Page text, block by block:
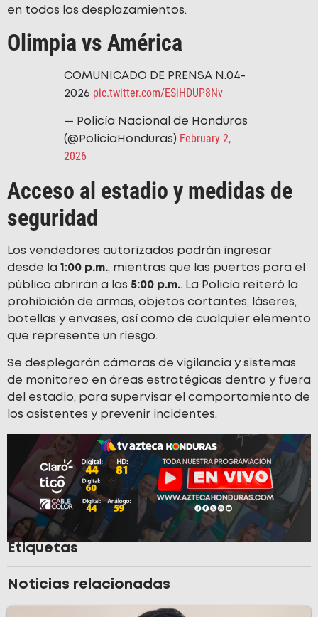
en todos los desplazamientos.
Olimpia vs América
COMUNICADO DE PRENSA N.04-
2026 pic.twitter.com/ESiHDUP8Nv
— Policía Nacional de Honduras
(@PoliciaHonduras) February 2,
2026
Acceso al estadio y medidas de
seguridad
Los vendedores autorizados podrán ingresar
desde la 1:00 p.m., mientras que las puertas para el
público abrirán a las 5:00 p.m.. La Policía reiteró la
prohibición de armas, objetos cortantes, láseres,
botellas y envases, así como de cualquier elemento
que represente un riesgo.
Se desplegarán cámaras de vigilancia y sistemas
de monitoreo en áreas estratégicas dentro y fuera
del estadio, para supervisar el comportamiento de
los asistentes y prevenir incidentes.
Etiquetas
Noticias relacionadas